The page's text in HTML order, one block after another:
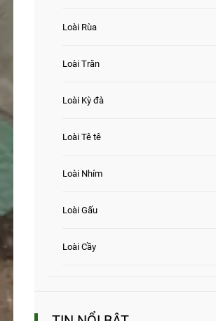
Loài Rùa
Loài Trăn
Loài Kỳ đà
Loài Tê tê
Loài Nhím
Loài Gấu
Loài Cầy